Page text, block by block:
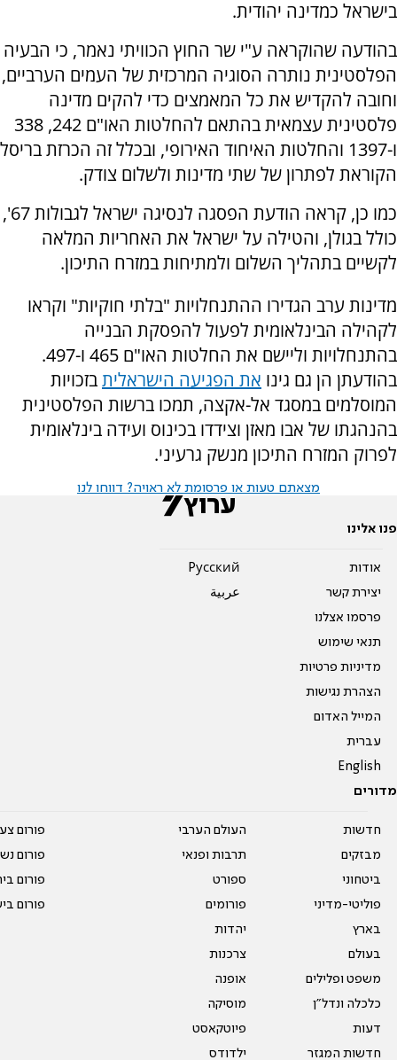
בישראל כמדינה יהודית.
בהודעה שהוקראה ע"י שר החוץ הכוויתי נאמר, כי הבעיה
הפלסטינית נותרה הסוגיה המרכזית של העמים הערביים,
וחובה להקדיש את כל המאמצים כדי להקים מדינה
פלסטינית עצמאית בהתאם להחלטות האו"ם 242, 338
ו-1397 והחלטות האיחוד האירופי, ובכלל זה הכרזת בריסל
הקוראת לפתרון של שתי מדינות ולשלום צודק.
כמו כן, קראה הודעת הפסגה לנסיגה ישראל לגבולות 67',
כולל בגולן, והטילה על ישראל את האחריות המלאה
לקשיים בתהליך השלום ולמתיחות במזרח התיכון.
מדינות ערב הגדירו ההתנחלויות "בלתי חוקיות" וקראו
לקהילה הבינלאומית לפעול להפסקת הבנייה
בהתנחלויות וליישם את החלטות האו"ם 465 ו-497.
בהודעתן הן גם גינו את הפגיעה הישראליתבזכויות
המוסלמים במסגד אל-אקצה, תמכו ברשות הפלסטינית
בהנהגתו של אבו מאזן וצידדו בכינוס ועידה בינלאומית
לפרוק המזרח התיכון מנשק גרעיני.
מצאתם טעות או פרסומת לא ראויה? דווחו לנו
פנו אלינו
אודות
יצירת קשר
פרסמו אצלנו
תנאי שימוש
מדיניות פרטיות
הצהרת נגישות
המייל האדום
עברית
English
Pусский
عربية
מדורים
חדשות
מבזקים
ביטחוני
פוליטי-מדיני
בארץ
בעולם
משפט ופלילים
כלכלה ונדל"ן
דעות
חדשות המגזר
העולם הערבי
תרבות ופנאי
ספורט
פורומים
יהדות
צרכנות
אופנה
מוסיקה
פיוטקאסט
ילדודס
פורום
פורום
פורום
פורום